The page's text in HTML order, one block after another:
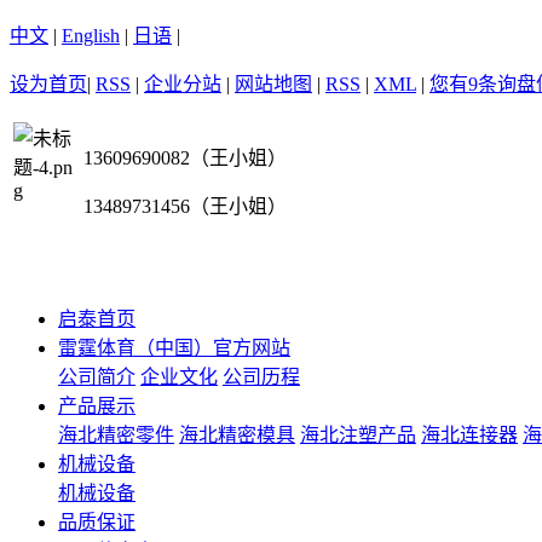
中文 | English | 日语 |
设为首页| RSS | 企业分站 | 网站地图 | RSS | XML | 您有9条询盘
13609690082（王小姐）
13489731456（王小姐）
启泰首页
雷霆体育（中国）官方网站
公司简介 企业文化 公司历程
产品展示
海北精密零件 海北精密模具 海北注塑产品 海北连接器
机械设备
机械设备
品质保证